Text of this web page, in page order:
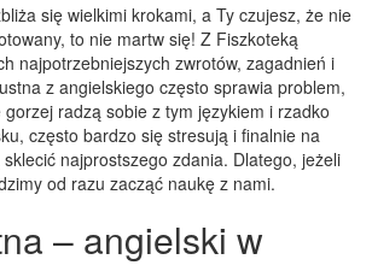
się wielkimi krokami, a Ty czujesz, że nie
to nie martw się! Z Fiszkoteką
najpotrzebniejszych zwrotów, zagadnień i
z angielskiego często sprawia problem,
radzą sobie z tym językiem i rzadko
często bardzo się stresują i finalnie na
najprostszego zdania. Dlatego, jeżeli
od razu zacząć naukę z nami.
– angielski w